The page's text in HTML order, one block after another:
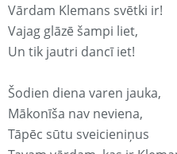
Vārdam Klemans svētki ir!
Vajag glāzē šampi liet,
Un tik jautri dancī iet!
Šodien diena varen jauka,
Mākonīša nav neviena,
Tāpēc sūtu sveicieniņus